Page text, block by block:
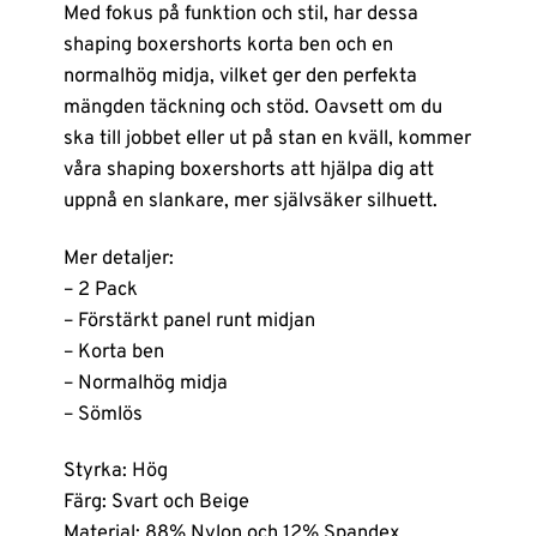
Med fokus på funktion och stil, har dessa
shaping boxershorts korta ben och en
normalhög midja, vilket ger den perfekta
mängden täckning och stöd. Oavsett om du
ska till jobbet eller ut på stan en kväll, kommer
våra shaping boxershorts att hjälpa dig att
uppnå en slankare, mer självsäker silhuett.
Mer detaljer:
– 2 Pack
– Förstärkt panel runt midjan
– Korta ben
– Normalhög midja
– Sömlös
Styrka: Hög
Färg: Svart och Beige